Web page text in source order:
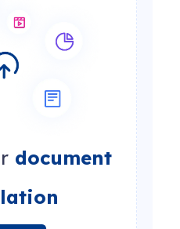
document